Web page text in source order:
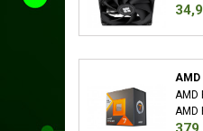
AMD
AMD
AM5,